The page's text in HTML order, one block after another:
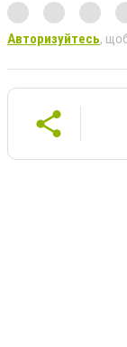
Авторизуйтесь,